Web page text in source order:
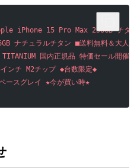
iPhone 15 Pro Max 256GB チタ
ナチュラルチタン ■送料無料＆大人
国内正規品 特価セール開催
ンチ M2チップ ◆台数限定◆
ースグレイ ★今が買い時★